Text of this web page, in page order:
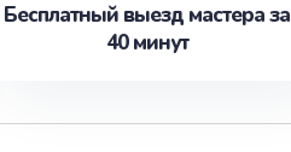
Бесплатный выезд мастера за
40 минут